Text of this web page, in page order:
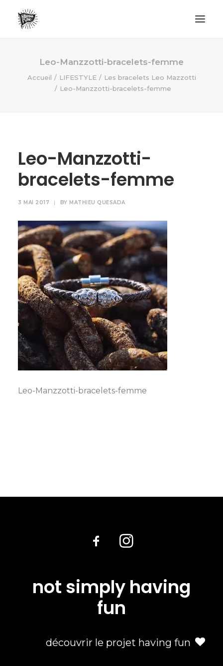
LIFESTYLE
AVENTURES
ECO FRIENDLY
RECHERCHE
Leo-Manzzotti-bracelets-femme
Accueil LIFESTYLE
Les bracelets Leo Mazzotti
Leo-Manzzotti-bracelets-femme
Leo-Manzzotti-
bracelets-femme
3 MAI 2017 | BY MATHIEU QUESADA
Leo-Manzzotti-bracelets-femme
not simply having
fun
découvrir le projet having fun